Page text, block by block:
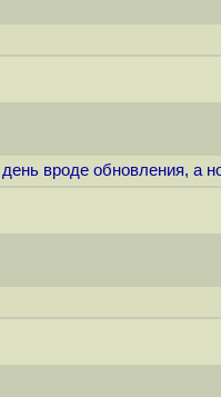
вроде обновления, а